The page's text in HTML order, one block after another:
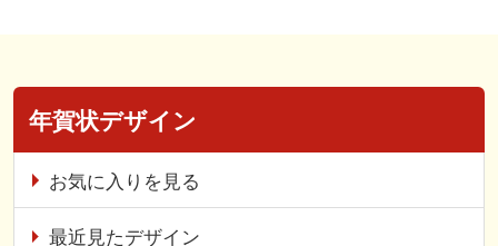
年賀状デザイン
お気に入りを見る
最近見たデザイン